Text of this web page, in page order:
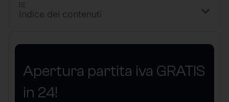
Apertura partita iva GRATIS
in 24!
Indice dei contenuti